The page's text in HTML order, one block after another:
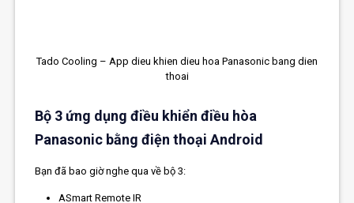
Tado Cooling – App dieu khien dieu hoa Panasonic bang dien
thoai
Bộ 3 ứng dụng điều khiển điều hòa
Panasonic bằng điện thoại Android
Bạn đã bao giờ nghe qua về bộ 3:
ASmart Remote IR